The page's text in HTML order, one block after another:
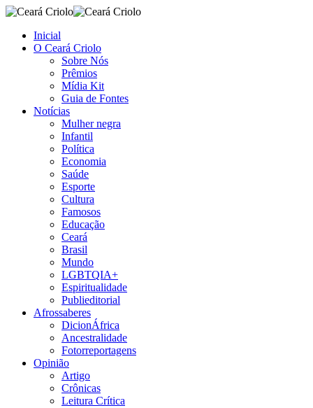
Inicial
O Ceará Criolo
Sobre Nós
Prêmios
Mídia Kit
Guia de Fontes
Notícias
Mulher negra
Infantil
Política
Economia
Saúde
Esporte
Cultura
Famosos
Educação
Ceará
Brasil
Mundo
LGBTQIA+
Espiritualidade
Publieditorial
Afrossaberes
DicionÁfrica
Ancestralidade
Fotorreportagens
Opinião
Artigo
Crônicas
Leitura Crítica